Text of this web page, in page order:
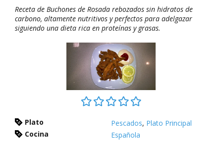
Receta de Buchones de Rosada rebozados sin hidratos de
carbono, altamente nutritivos y perfectos para adelgazar
siguiendo una dieta rica en proteínas y grasas.
Plato Pescados, Plato Principal
Cocina
Española